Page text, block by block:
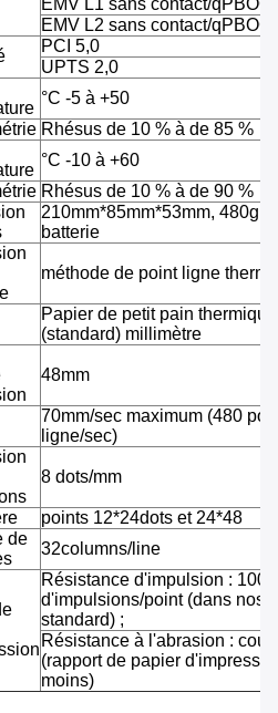
EMV L1 sans contact/qPBOC
EMV L2 sans contact/qPBOC
PCI 5,0
UPTS 2,0
°C -5 à +50
Rhésus de 10 % à de 85 %
°C -10 à +60
Rhésus de 10 % à de 90 %
210mm*85mm*53mm, 480g
batterie
méthode de point ligne
Papier de petit pain
(standard) millimètre
48mm
70mm/sec maximum (480
ligne/sec)
8 dots/mm
points 12*24dots et 24*48
de
32columns/line
Résistance d'impulsion : 100
d'impulsions/point (dans nos
standard) ;
Résistance à l'abrasion :
(rapport de papier
moins)